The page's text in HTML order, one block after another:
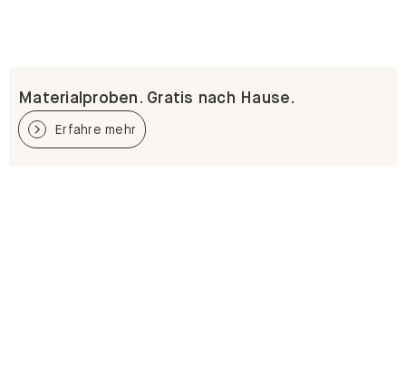
Materialproben. Gratis nach Hause.
Erfahre mehr